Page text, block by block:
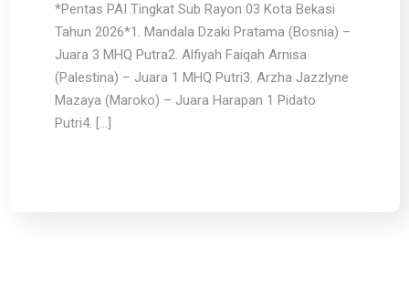
*Pentas PAI Tingkat Sub Rayon 03 Kota Bekasi
Tahun 2026*1. Mandala Dzaki Pratama (Bosnia) –
Juara 3 MHQ Putra2. Alfiyah Faiqah Arnisa
(Palestina) – Juara 1 MHQ Putri3. Arzha Jazzlyne
Mazaya (Maroko) – Juara Harapan 1 Pidato
Putri4. […]